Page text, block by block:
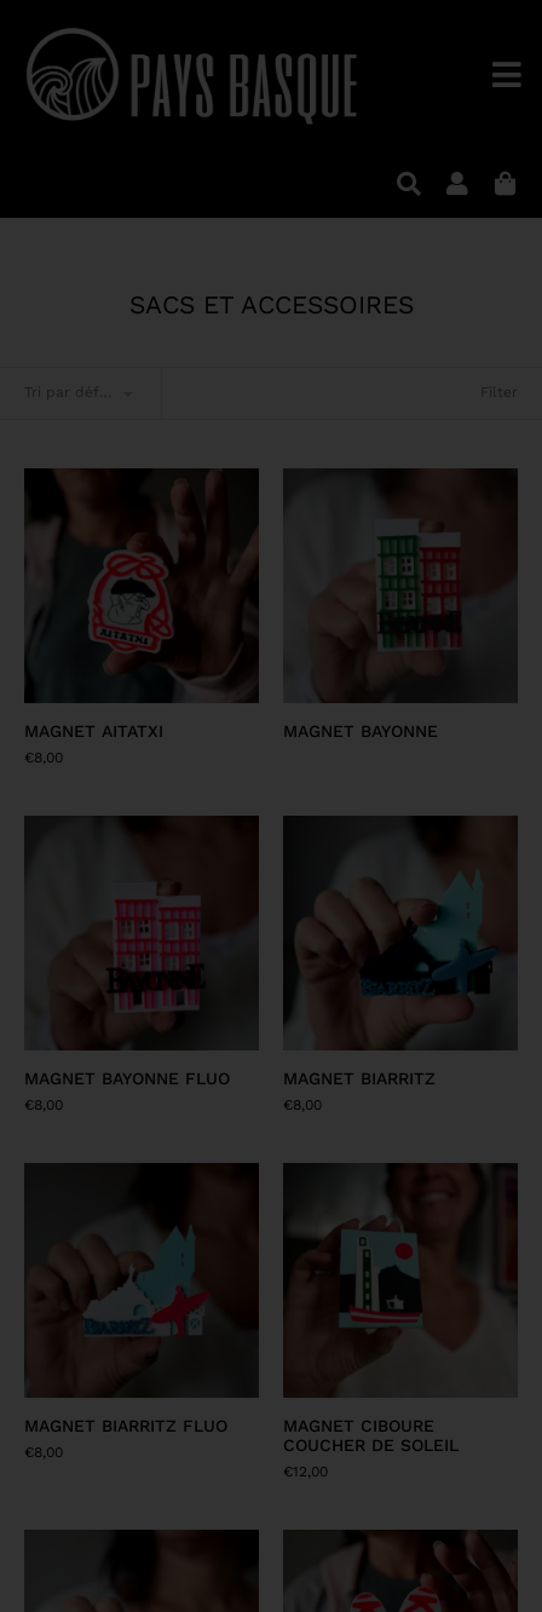
SACS ET ACCESSOIRES
Filter
MAGNET AITATXI
€8,00
MAGNET BAYONNE
MAGNET BAYONNE FLUO
€8,00
MAGNET BIARRITZ
€8,00
MAGNET BIARRITZ FLUO
€8,00
MAGNET CIBOURE
COUCHER DE SOLEIL
€12,00